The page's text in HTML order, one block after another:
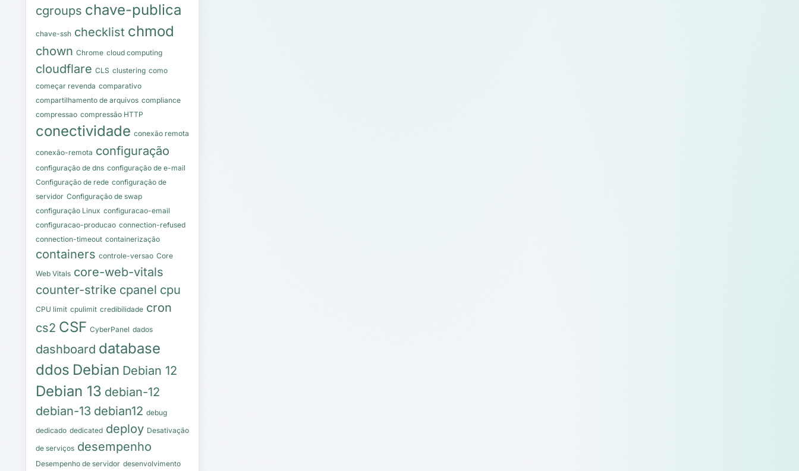
cgroups chave-publica
chave-ssh checklist chmod
chown Chrome cloud computing
cloudflare CLS clustering como
começar revenda comparativo
compartilhamento de arquivos compliance
compressao compressão HTTP
conectividade conexão remota
conexão-remota configuração
configuração de dns configuração de e-mail
Configuração de rede configuração de
servidor Configuração de swap
configuração Linux configuracao-email
configuracao-producao connection-refused
connection-timeout containerização
containers controle-versao Core
Web Vitals core-web-vitals
counter-strike cpanel cpu
CPU limit cpulimit credibilidade cron
cs2 CSF CyberPanel dados
dashboard database
ddos Debian Debian 12
Debian 13 debian-12
debian-13 debian12 debug
dedicado dedicated deploy Desativação
de serviços desempenho
Desempenho de servidor desenvolvimento